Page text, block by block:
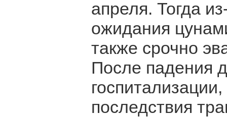
апреля. Тогда
ожидания
также срочно
После падения
последствия